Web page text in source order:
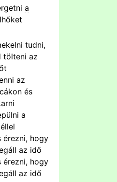
a
tudni,
tölteni az
az
és
a
érezni, hogy
az idő
érezni, hogy
az idő